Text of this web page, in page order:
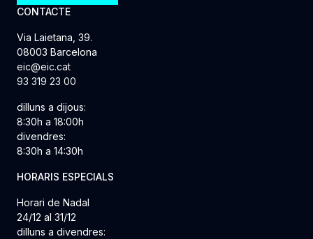
CONTACTE
Via Laietana, 39.
08003 Barcelona
eic@eic.cat
93 319 23 00
dilluns a dijous:
8:30h a 18:00h
divendres:
8:30h a 14:30h
HORARIS ESPECIALS
Horari de Nadal
24/12 al 31/12
dilluns a divendres: